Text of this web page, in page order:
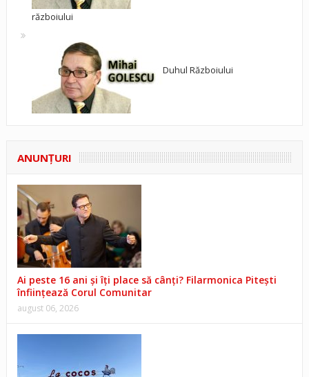
războiului
Duhul Războiului
ANUNŢURI
Ai peste 16 ani și îți place să cânți? Filarmonica Pitești
înființează Corul Comunitar
august 06, 2026